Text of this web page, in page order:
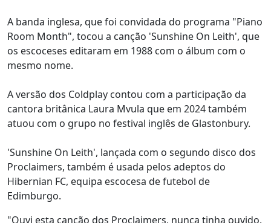
A banda inglesa, que foi convidada do programa "Piano
Room Month", tocou a canção 'Sunshine On Leith', que
os escoceses editaram em 1988 com o álbum com o
mesmo nome.
A versão dos Coldplay contou com a participação da
cantora britânica Laura Mvula que em 2024 também
atuou com o grupo no festival inglês de Glastonbury.
'Sunshine On Leith', lançada com o segundo disco dos
Proclaimers, também é usada pelos adeptos do
Hibernian FC, equipa escocesa de futebol de
Edimburgo.
"Ouvi esta canção dos Proclaimers, nunca tinha ouvido.